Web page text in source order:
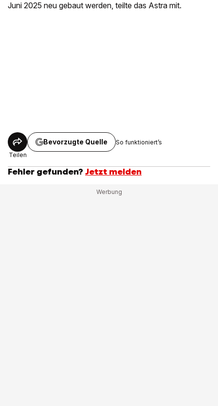
Juni 2025 neu gebaut werden, teilte das Astra mit.
Teilen
Bevorzugte Quelle So funktioniert’s
Fehler gefunden? Jetzt melden